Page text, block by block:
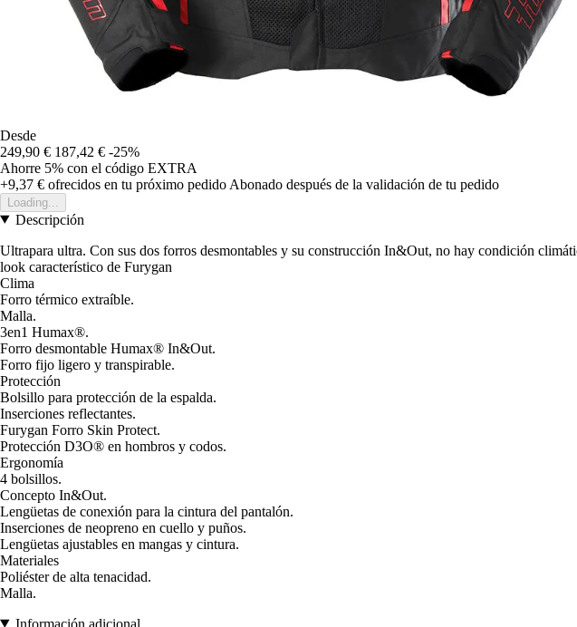
Desde
249,90 € 187,42 € -25%
Ahorre 5% con el código EXTRA
+9,37 € ofrecidos en tu próximo pedido Abonado después de la validación de tu pedido
Loading...
Descripción
Ultrapara ultra. Con sus dos forros desmontables y su construcción In&Out, no hay condición
look característico de Furygan
Clima
Forro térmico extraíble.
Malla.
3en1 Humax®.
Forro desmontable Humax® In&Out.
Forro fijo ligero y transpirable.
Protección
Bolsillo para protección de la espalda.
Inserciones reflectantes.
Furygan Forro Skin Protect.
Protección D3O® en hombros y codos.
Ergonomía
4 bolsillos.
Concepto In&Out.
Lengüetas de conexión para la cintura del pantalón.
Inserciones de neopreno en cuello y puños.
Lengüetas ajustables en mangas y cintura.
Materiales
Poliéster de alta tenacidad.
Malla.
Información adicional